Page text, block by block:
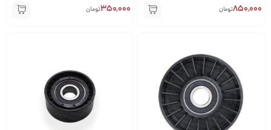
850,000تومان 350,000تومان